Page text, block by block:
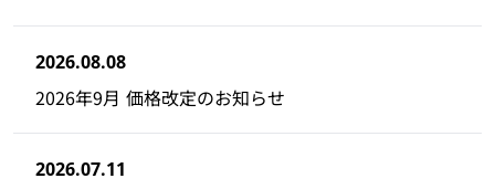
2026.08.08
2026年9月 価格改定のお知らせ
2026.07.11